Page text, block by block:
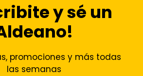
y sé un
promociones y más todas
las semanas